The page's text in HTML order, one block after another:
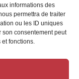
informations des
permettra de traiter
ou les ID uniques
son consentement peut
et fonctions.